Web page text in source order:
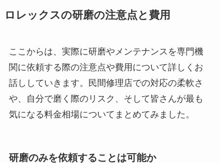
ロレックスの研磨の注意点と費用
ここからは、実際に研磨やメンテナンスを専門機
関に依頼する際の注意点や費用について詳しくお
話ししていきます。民間修理店での対応の柔軟さ
や、自分で磨く際のリスク、そして皆さんが最も
気になる料金相場についてまとめてみました。
研磨のみを依頼することは可能か